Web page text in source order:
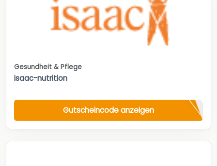
Gesundheit & Pflege
isaac-nutrition
Gutscheincode anzeigen